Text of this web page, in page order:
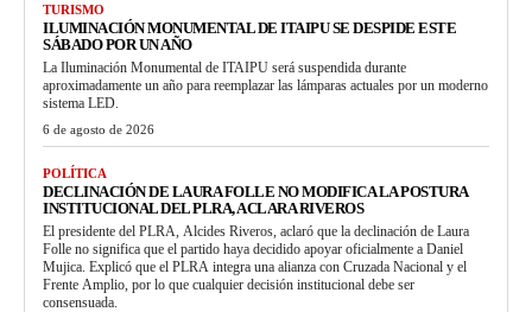
TURISMO
ILUMINACIÓN MONUMENTAL DE ITAIPU SE DESPIDE ESTE
SÁBADO POR UN AÑO
La Iluminación Monumental de ITAIPU será suspendida durante
aproximadamente un año para reemplazar las lámparas actuales por un moderno
sistema LED.
6 de agosto de 2026
POLÍTICA
DECLINACIÓN DE LAURA FOLLE NO MODIFICA LA POSTURA
INSTITUCIONAL DEL PLRA, ACLARA RIVEROS
El presidente del PLRA, Alcides Riveros, aclaró que la declinación de Laura
Folle no significa que el partido haya decidido apoyar oficialmente a Daniel
Mujica. Explicó que el PLRA integra una alianza con Cruzada Nacional y el
Frente Amplio, por lo que cualquier decisión institucional debe ser
consensuada.